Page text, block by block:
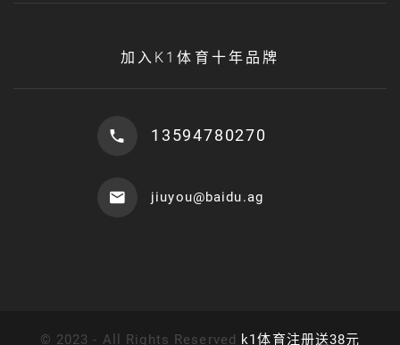
加入K1体育十年品牌
13594780270
jiuyou@baidu.ag
© 2023 - All Rights Reserved k1体育注册送38元